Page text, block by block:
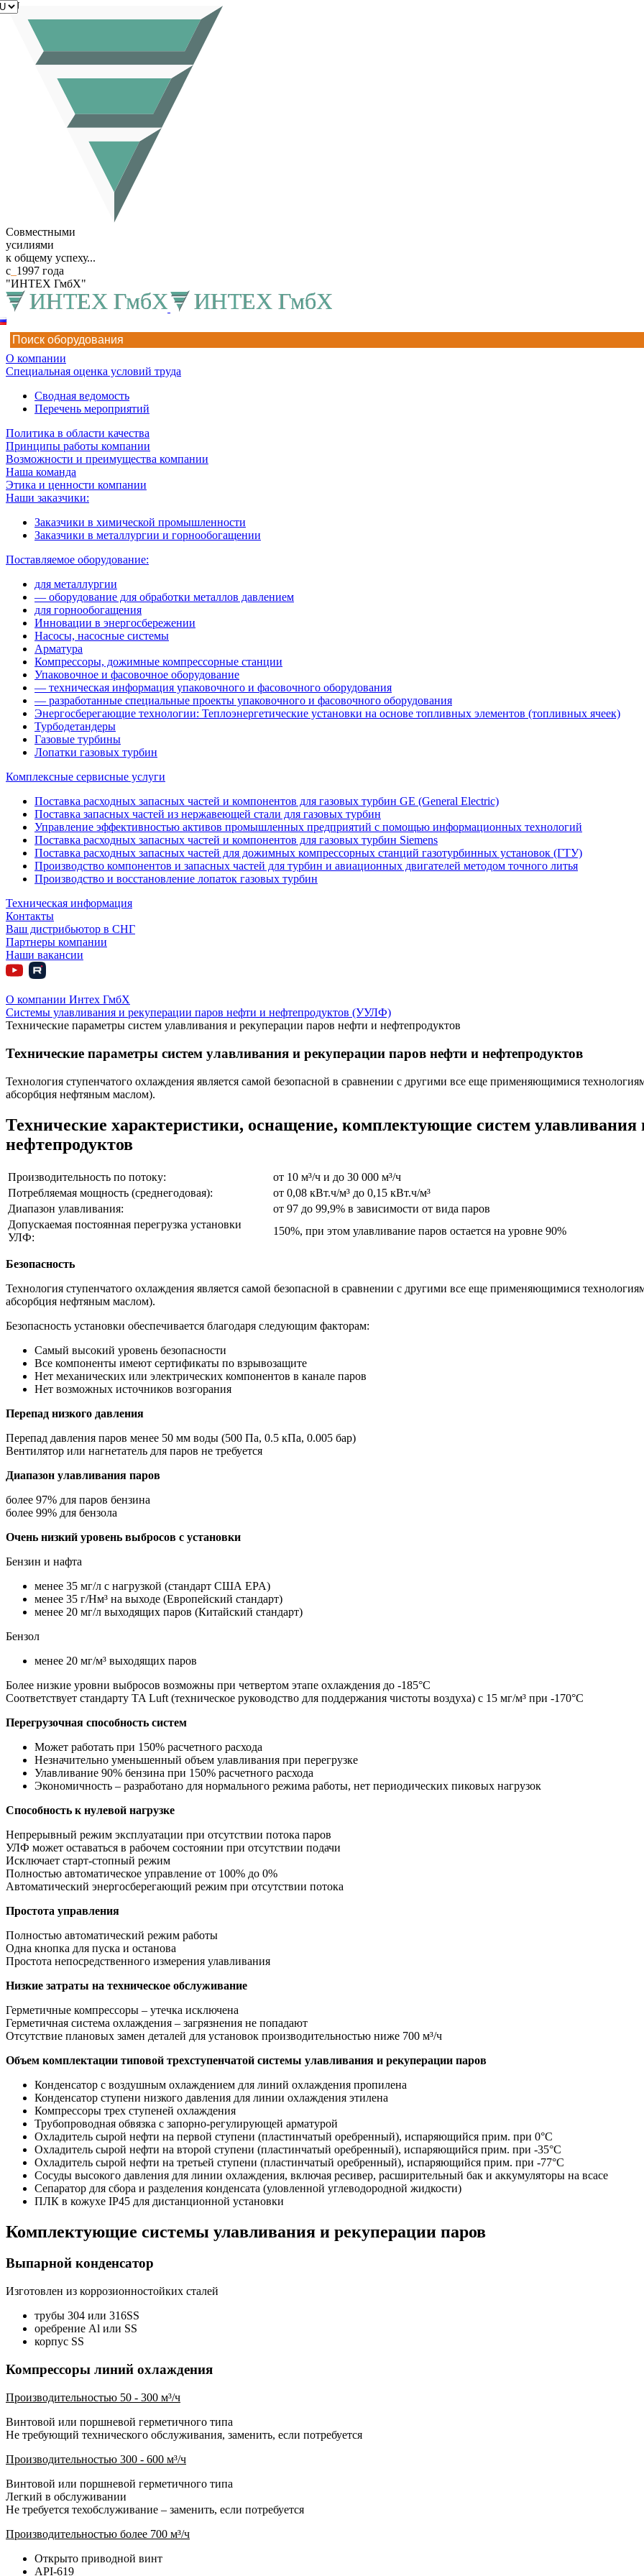
Совместными
усилиями
к общему успеху...
с 1997 года
"ИНТЕХ ГмбХ"
RU
О компании
Специальная оценка условий труда
Сводная ведомость
Перечень мероприятий
Политика в области качества
Принципы работы компании
Возможности и преимущества компании
Наша команда
Этика и ценности компании
Наши заказчики:
Заказчики в химической промышленности
Заказчики в металлургии и горнообогащении
Поставляемое оборудование:
для металлургии
— оборудование для обработки металлов давлением
для горнообогащения
Инновации в энергосбережении
Насосы, насосные системы
Арматура
Компрессоры, дожимные компрессорные станции
Упаковочное и фасовочное оборудование
— техническая информация упаковочного и фасовочного оборудования
— разработанные специальные проекты упаковочного и фасовочного оборудования
Энергосберегающие технологии: Теплоэнергетические установки на основе топливных элементов (топливных ячеек)
Турбодетандеры
Газовые турбины
Лопатки газовых турбин
Комплексные сервисные услуги
Поставка расходных запасных частей и компонентов для газовых турбин GE (General Electric)
Поставка запасных частей из нержавеющей стали для газовых турбин
Управление эффективностью активов промышленных предприятий с помощью информационных технологий
Поставка расходных запасных частей и компонентов для газовых турбин Siemens
Поставка расходных запасных частей для дожимных компрессорных станций газотурбинных установок (ГТУ)
Производство компонентов и запасных частей для турбин и авиационных двигателей методом точного литья
Производство и восстановление лопаток газовых турбин
Техническая информация
Контакты
Ваш дистрибьютор в СНГ
Партнеры компании
Наши вакансии
О компании Интех ГмбХ
Системы улавливания и рекуперации паров нефти и нефтепродуктов (УУЛФ)
Технические параметры систем улавливания и рекуперации паров нефти и нефтепродуктов
Технические параметры систем улавливания и рекуперации паров нефти и нефтепродуктов
Технология ступенчатого охлаждения является самой безопасной в сравнении с другими все еще применяющимися
абсорбция нефтяным маслом).
Технические характеристики, оснащение, комплектующие систем
нефтепродуктов
Производительность по потоку:
от 10 м³/ч и до 30 000 м³/ч
Потребляемая мощность (среднегодовая):
от 0,08 кВт.ч/м³ до 0,15 кВт.ч/м³
Диапазон улавливания:
от 97 до 99,9% в зависимости от вида паров
Допускаемая постоянная перегрузка установки
УЛФ:
150%, при этом улавливание паров остается на уровне 90%
Безопасность
Технология ступенчатого охлаждения является самой безопасной в сравнении с другими все еще применяющимися
абсорбция нефтяным маслом).
Безопасность установки обеспечивается благодаря следующим факторам:
Самый высокий уровень безопасности
Все компоненты имеют сертификаты по взрывозащите
Нет механических или электрических компонентов в канале паров
Нет возможных источников возгорания
Перепад низкого давления
Перепад давления паров менее 50 мм воды (500 Па, 0.5 кПа, 0.005 бар)
Вентилятор или нагнетатель для паров не требуется
Диапазон улавливания паров
более 97% для паров бензина
более 99% для бензола
Очень низкий уровень выбросов с установки
Бензин и нафта
менее 35 мг/л с нагрузкой (стандарт США EPA)
менее 35 г/Нм³ на выходе (Европейский стандарт)
менее 20 мг/л выходящих паров (Китайский стандарт)
Бензол
менее 20 мг/м³ выходящих паров
Более низкие уровни выбросов возможны при четвертом этапе охлаждения до -185°C
Соответствует стандарту TA Luft (техническое руководство для поддержания чистоты воздуха) с 15 мг/м³ при -170°C
Перегрузочная способность систем
Может работать при 150% расчетного расхода
Незначительно уменьшенный объем улавливания при перегрузке
Улавливание 90% бензина при 150% расчетного расхода
Экономичность – разработано для нормального режима работы, нет периодических пиковых нагрузок
Способность к нулевой нагрузке
Непрерывный режим эксплуатации при отсутствии потока паров
УЛФ может оставаться в рабочем состоянии при отсутствии подачи
Исключает старт-стопный режим
Полностью автоматическое управление от 100% до 0%
Автоматический энергосберегающий режим при отсутствии потока
Простота управления
Полностью автоматический режим работы
Одна кнопка для пуска и останова
Простота непосредственного измерения улавливания
Низкие затраты на техническое обслуживание
Герметичные компрессоры – утечка исключена
Герметичная система охлаждения – загрязнения не попадают
Отсутствие плановых замен деталей для установок производительностью ниже 700 м³/ч
Объем комплектации типовой трехступенчатой системы улавливания и рекуперации паров
Конденсатор с воздушным охлаждением для линий охлаждения пропилена
Конденсатор ступени низкого давления для линии охлаждения этилена
Компрессоры трех ступеней охлаждения
Трубопроводная обвязка с запорно-регулирующей арматурой
Охладитель сырой нефти на первой ступени (пластинчатый оребренный), испаряющийся прим. при 0°C
Охладитель сырой нефти на второй ступени (пластинчатый оребренный), испаряющийся прим. при -35°C
Охладитель сырой нефти на третьей ступени (пластинчатый оребренный), испаряющийся прим. при -77°C
Сосуды высокого давления для линии охлаждения, включая ресивер, расширительный бак и аккумуляторы на всасе
Сепаратор для сбора и разделения конденсата (уловленной углеводородной жидкости)
ПЛК в кожухе IP45 для дистанционной установки
Комплектующие системы улавливания и рекуперации паров
Выпарной конденсатор
Изготовлен из коррозионностойких сталей
трубы 304 или 316SS
оребрение Al или SS
корпус SS
Компрессоры линий охлаждения
Производительностью 50 - 300 м³/ч
Винтовой или поршневой герметичного типа
Не требующий технического обслуживания, заменить, если потребуется
Производительностью 300 - 600 м³/ч
Винтовой или поршневой герметичного типа
Легкий в обслуживании
Не требуется техобслуживание – заменить, если потребуется
Производительностью более 700 м³/ч
Открыто приводной винт
API-619